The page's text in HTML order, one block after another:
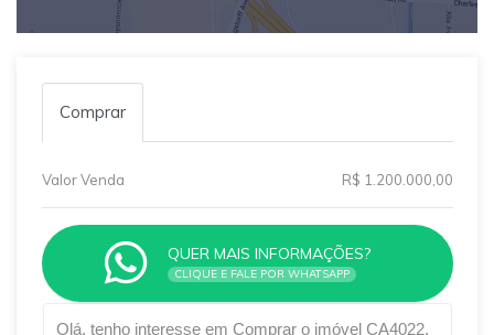
Comprar
Valor Venda R$ 1.200.000,00
QUER MAIS INFORMAÇÕES?
CLIQUE E FALE POR WHATSAPP